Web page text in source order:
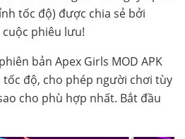
tốc độ) được chia sẻ bởi
phiêu lưu!
bản Apex Girls MOD APK
độ, cho phép người chơi tùy
cho phù hợp nhất. Bắt đầu